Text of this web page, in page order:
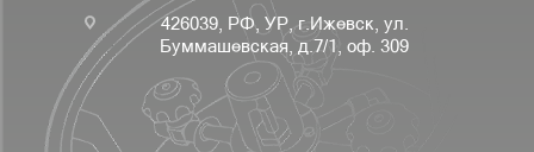
426039, РФ, УР, г.Ижевск, ул.
Буммашевская, д.7/1, оф. 309